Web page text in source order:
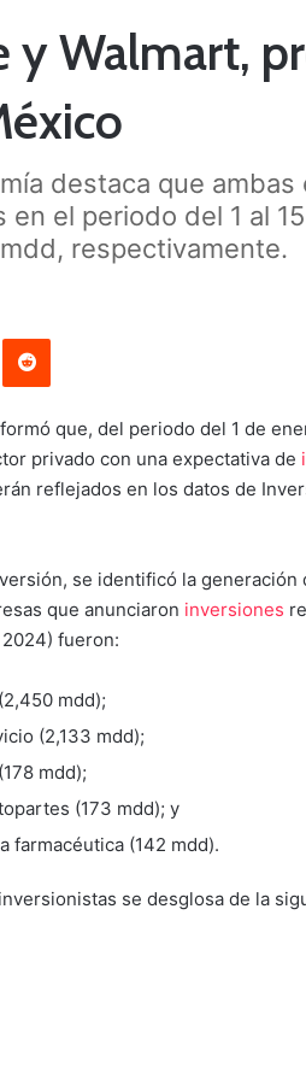
y Walmart,
destaca que
el periodo del 1 al
respectivamente.
que, del periodo del 1 de
privado con una expectativa de
reflejados en los datos de
se identificó la generación
que anunciaron inversiones
fueron:
(2,450 mdd);
(2,133 mdd);
(178 mdd);
(173 mdd); y
farmacéutica (142 mdd).
se desglosa de la